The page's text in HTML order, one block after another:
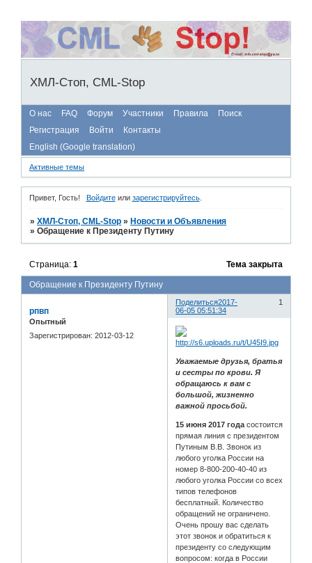
ХМЛ-Стоп, CML-Stop
О нас FAQ Форум Участники Правила
Поиск
Регистрация
Войти
Контакты
English (Google translation)
Активные темы
Привет, Гость! Войдитеили зарегистрируйтесь.
»ХМЛ-Стоп, CML-Stop » Новости и Объявления
»Обращение к Президенту Путину
Обращение к Президенту Путину
Страница:1 Тема закрыта
Поделиться 1
2017-
06-05 05:51:34
рпвп
Опытный
Зарегистрирован: 2012-03-12
Уважаемые друзья, братья
и сестры по крови. Я
обращаюсь к вам с
большой, жизненно
важной просьбой.
15 июня 2017 года состоится
прямая линия с президентом
Путиным В.В. Звонок из
любого уголка России на
номер 8-800-200-40-40 из
любого уголка России со всех
типов телефонов
бесплатный. Количество
обращений не ограничено.
Очень прошу вас сделать
этот звонок и обратиться к
президенту со следующим
вопросом: когда в России